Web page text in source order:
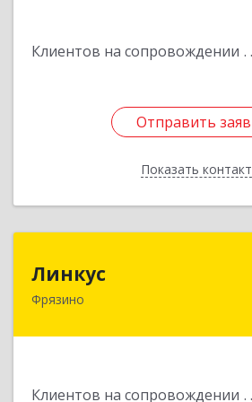
Клиентов на сопровождении
Отправить
Показать
Отправить
Назад
Линкус
Фрязино
Клиентов на сопровождении
141191, Московская обл,